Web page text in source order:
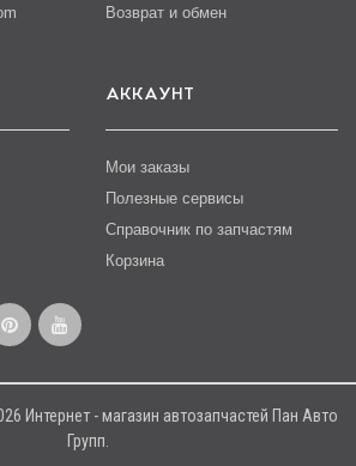
Возврат и обмен
АККАУНТ
Мои заказы
Полезные сервисы
Справочник по запчастям
Корзина
Интернет - магазин автозапчастей Пан Авто
Групп.